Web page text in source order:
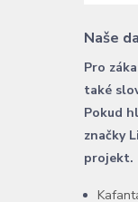
Naše
Pro
také
Pokud
značky
projekt.